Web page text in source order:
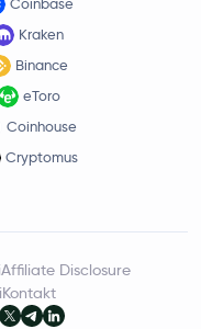
Coinbase
Kraken
Binance
eToro
Coinhouse
Cryptomus
Affiliate Disclosure
Kontakt